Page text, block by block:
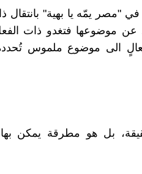
في "مصر يمّه يا بهية"
عن موضوعها فتغدو ذات
الى موضوع ملموس
بل هو مطرقة يمكن بها